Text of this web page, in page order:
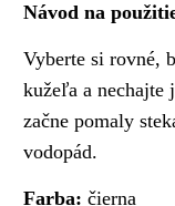
Návod na
Vyberte si rovné,
kužeľa a
začne pomaly
vodopád.
Farba: čierna